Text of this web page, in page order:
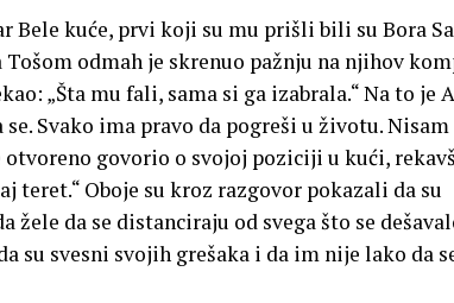
Bele kuće, prvi koji su mu prišli bili su Bora
odmah je skrenuo pažnju na njihov
„Šta mu fali, sama si ga izabrala.“ Na to je
Svako ima pravo da pogreši u životu.
otvoreno govorio o svojoj poziciji u kući,
teret.“ Oboje su kroz razgovor pokazali da su
žele da se distanciraju od svega što se
su svesni svojih grešaka i da im nije lako da